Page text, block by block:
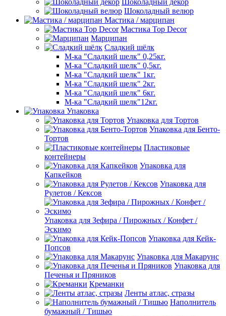
Шоколадный декор
Шоколадный велюр
Мастика / марципан
Мастика Top Decor
Марципан
Сладкий шёлк
М-ка "Сладкий шелк" 0,25кг.
М-ка "Сладкий шелк" 0,5кг.
М-ка "Сладкий шелк" 1кг.
М-ка "Сладкий шелк" 2кг.
М-ка "Сладкий шелк" 6кг.
М-ка "Сладкий шелк"12кг.
Упаковка
Упаковка для Тортов
Упаковка для Бенто-
Тортов
Пластиковые
контейнеры
Упаковка для
Капкейков
Упаковка для
Рулетов / Кексов
Упаковка для Зефира / Пирожных / Конфет /
Эскимо
Упаковка для Кейк-
Попсов
Упаковка для Макарунс
Упаковка для
Печенья и Пряников
Креманки
Ленты атлас, стразы
Наполнитель
бумажный / Тишью